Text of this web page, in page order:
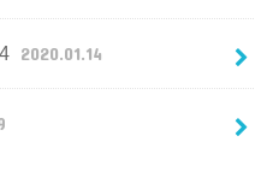
2020.01.14